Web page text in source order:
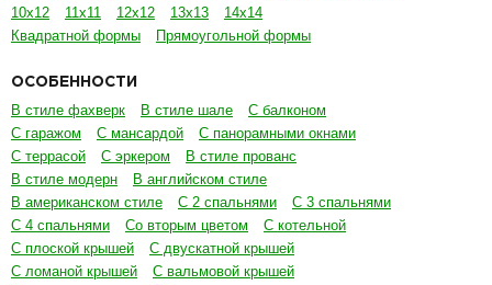
10х12
11х11 12х12 13х13
14х14
Квадратной формы
Прямоугольной формы
ОСОБЕННОСТИ
В стиле фахверк В стиле шале
С балконом
С гаражом
С мансардой
С панорамными окнами
С террасой
С эркером
В стиле прованс
В стиле модерн
В английском стиле
В американском стиле
С 2 спальнями
С 3 спальнями
С 4 спальнями
Со вторым цветом
С котельной
С плоской крышей
С двускатной крышей
С ломаной крышей
С вальмовой крышей